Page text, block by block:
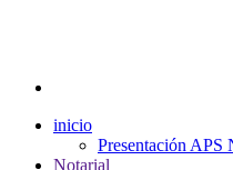
inicio
Presentación APS
Notarial